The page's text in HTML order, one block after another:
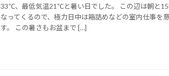
33℃、最低気温21℃と暑い日でした。 この辺は朝と15
なってくるので、極力日中は箱詰めなどの室内仕事を
す。 この暑さもお盆まで […]